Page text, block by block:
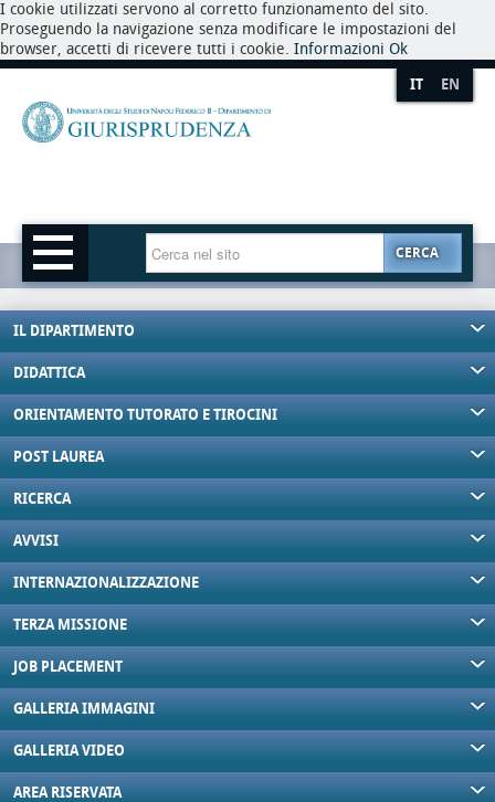
I cookie utilizzati servono al corretto funzionamento del sito.
Proseguendo la navigazione senza modificare le impostazioni del
browser, accetti di ricevere tutti i cookie. Informazioni Ok
IT EN
CERCA
IL DIPARTIMENTO
DIDATTICA
ORIENTAMENTO TUTORATO E TIROCINI
POST LAUREA
RICERCA
AVVISI
INTERNAZIONALIZZAZIONE
TERZA MISSIONE
JOB PLACEMENT
GALLERIA IMMAGINI
GALLERIA VIDEO
AREA RISERVATA